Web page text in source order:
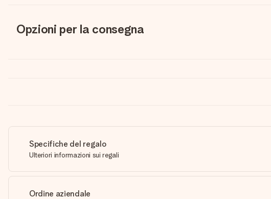
Opzioni per la consegna
Specifiche del regalo
Ulteriori informazioni sui regali
Ordine aziendale